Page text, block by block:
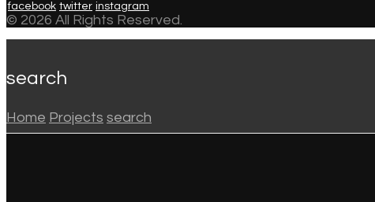
facebook twitter instagram
© 2026 All Rights Reserved.
search
Home Projects search